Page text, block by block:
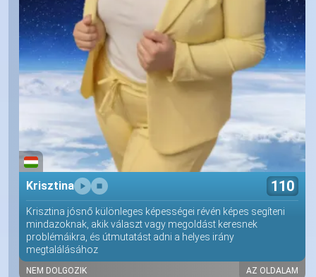
Krisztina 110
Krisztina jósnő különleges képességei révén képes segíteni
mindazoknak, akik választ vagy megoldást keresnek
problémáikra, és útmutatást adni a helyes irány
megtalálásához
NEM DOLGOZIK AZ OLDALAM